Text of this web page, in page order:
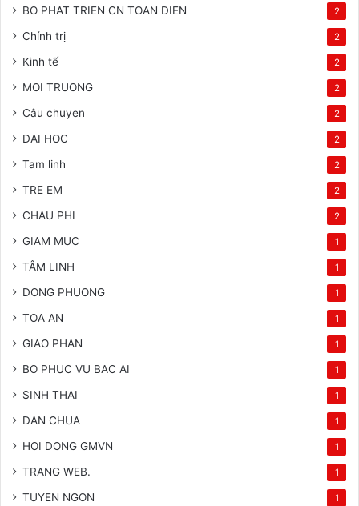
BO PHAT TRIEN CN TOAN DIEN 2
Chính trị 2
Kinh tế 2
MOI TRUONG 2
Câu chuyen 2
DAI HOC 2
Tam linh 2
TRE EM 2
CHAU PHI 2
GIAM MUC 1
TÂM LINH 1
DONG PHUONG 1
TOA AN 1
GIAO PHAN 1
BO PHUC VU BAC AI 1
SINH THAI 1
DAN CHUA 1
HOI DONG GMVN 1
TRANG WEB. 1
TUYEN NGON 1